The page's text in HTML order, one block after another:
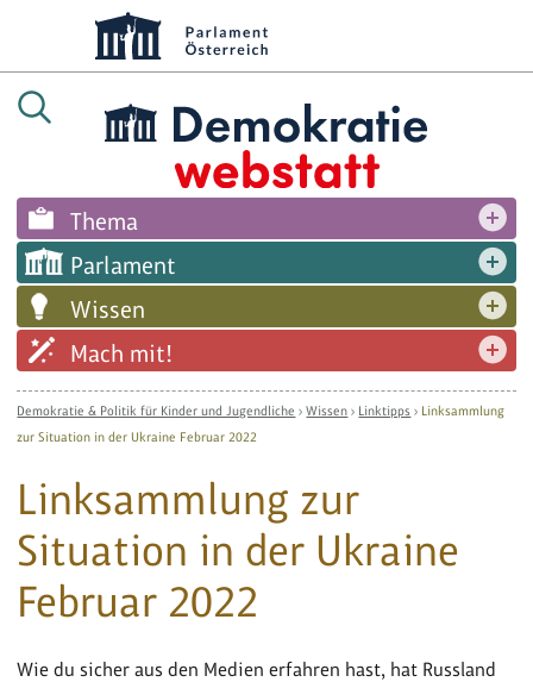
Thema
Parlament
Wissen
Mach mit!
Demokratie & Politik für Kinder und Jugendliche ›Wissen › Linktipps › Linksammlung
zur Situation in der Ukraine Februar 2022
Linksammlung zur
Situation in der Ukraine
Februar 2022
Wie du sicher aus den Medien erfahren hast, hat Russland